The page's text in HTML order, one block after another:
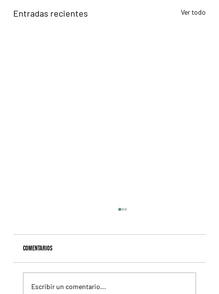
Entradas recientes Ver todo
Comentarios
Escribir un comentario...